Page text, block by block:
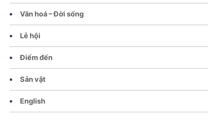
Văn hoá – Đời sống
Lễ hội
Điểm đến
Sản vật
English